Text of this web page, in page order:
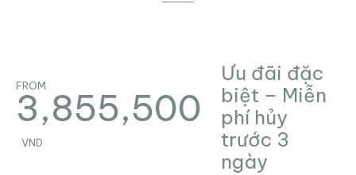
FROM
3,855,500
VND
Ưu đãi đặc
biệt – Miễn
phí hủy
trước 3
ngày